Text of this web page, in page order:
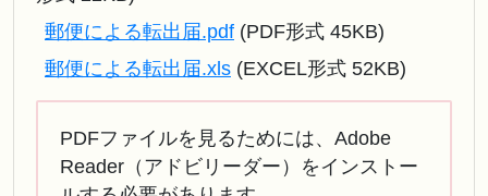
郵便による転出届.pdf (PDF形式 45KB)
郵便による転出届.xls (EXCEL形式 52KB)
PDFファイルを見るためには、Adobe
Reader（アドビリーダー）をインストー